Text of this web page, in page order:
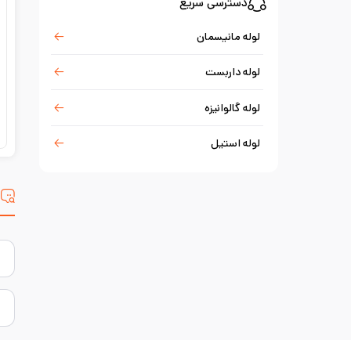
لوله مانیسمان
لوله داربست
لوله گالوانیزه
لوله استیل